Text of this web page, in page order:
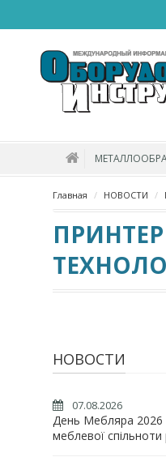
Главная НОВОСТИ
НОВОСТИ
07.08.2026
День Мебляра 2026
меблевої спільноти